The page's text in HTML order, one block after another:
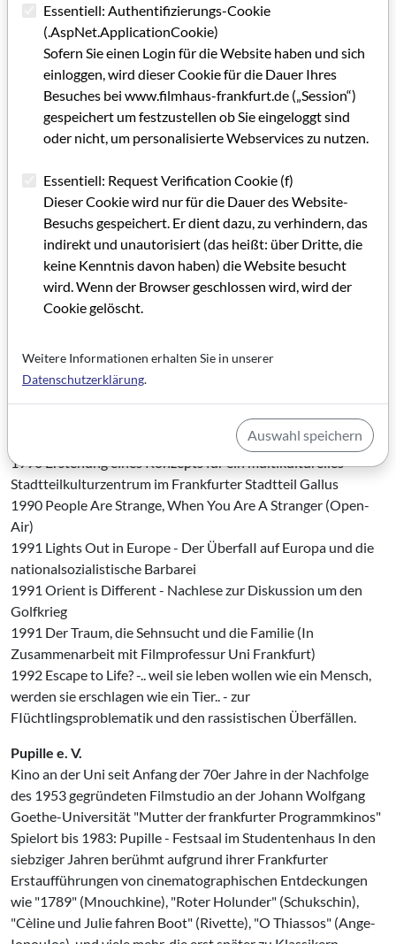
Eine Chronik Schöne Neue Welte. V.
1982 Gründungsversammlung
1983 Erstes Freiluftkino in Frankfurt/Main.
1984 Erstmaliges Open-Air-Kino am Mainufer in
Kooperation mit Kommunales Kino/Deutsches Filmmuseum.
Seit 1987 regelmäßige Projektkino­veranstaltungen (Film- und
Diskus­sionsreihen zu einem inhaltlich ausgewie­senen
provisorisch im CAME- RA-Gebäude:
1987 Geschichte und Identität - zur Historikerdebatte
1987 Frühling in Moskau - kritische Filme der UdSSR im
Umbruch
1988 199 Jahre Französische Revolution 1988
Deutschlandbilder I und II
1989 Die Fremde Sehen - unbekannte Meisterwerke aus
1989 Kleist im Film (in Zusammenarbeit mit Institut für
Deutsche Sprache/Uni Frank­furt)
zusammen, was zu­sammengehört? - Vortragsreihe zur Pro­
1990 Erstehung eines Konzepts für ein multikulturelles
Stadtteilkulturzentrum im Frankfurter Stadtteil Gallus
1990 People Are Strange, When You Are A Stranger (Open-
Air)
1991 Lights Out in Europe - Der ÜberfalI auf Europa und die
nationalsozialistische Barbarei
1991 Orient is Different - Nachlese zur Diskussion um den
Golfkrieg
1991 Der Traum, die Sehnsucht und die Familie (In
Zusammenarbeit mit Film­professur Uni Frankfurt)
1992 Escape to Life? -.. weil sie leben wollen wie ein Mensch,
werden sie er­schlagen wie ein Tier.. - zur
FIüchtlingsproblematik und den rassistischen Über­fällen.
Pupille e. V.
Kino an der Uni seit Anfang der 70er Jahre in der Nachfolge
des 1953 gegrün­deten Filmstudio an der Johann Wolfgang
Goethe-Universität "Mutter der frankfurter Programmkinos"
Spielort bis 1983: Pupille - Festsaal im Studentenhaus In den
siebziger Jahren berühmt aufgrund ihrer Frankfurter
Erstaufführungen von cinematographischen Entdeckungen
wie "1789" (Mnouchkine), "Roter Holunder" (Schukschin),
"Cèline und Julie fahren Boot" (Rivette), "O Thiassos" (Ange-
Essentiell: Authentifizierungs-Cookie
(.AspNet.ApplicationCookie)
Sofern Sie einen Login für die Website haben und sich
einloggen, wird dieser Cookie für die Dauer Ihres
Besuches bei www.filmhaus-frankfurt.de („Session“)
gespeichert um festzustellen ob Sie eingeloggt sind
oder nicht, um personalisierte Webservices zu nutzen.
Essentiell: Request Verification Cookie (f)
Dieser Cookie wird nur für die Dauer des Website-
Besuchs gespeichert. Er dient dazu, zu verhindern, das
indirekt und unautorisiert (das heißt: über Dritte, die
keine Kenntnis davon haben) die Website besucht
wird. Wenn der Browser geschlossen wird, wird der
Cookie gelöscht.
Weitere Informationen erhalten Sie in unserer
Datenschutzerklärung.
Auswahl speichern